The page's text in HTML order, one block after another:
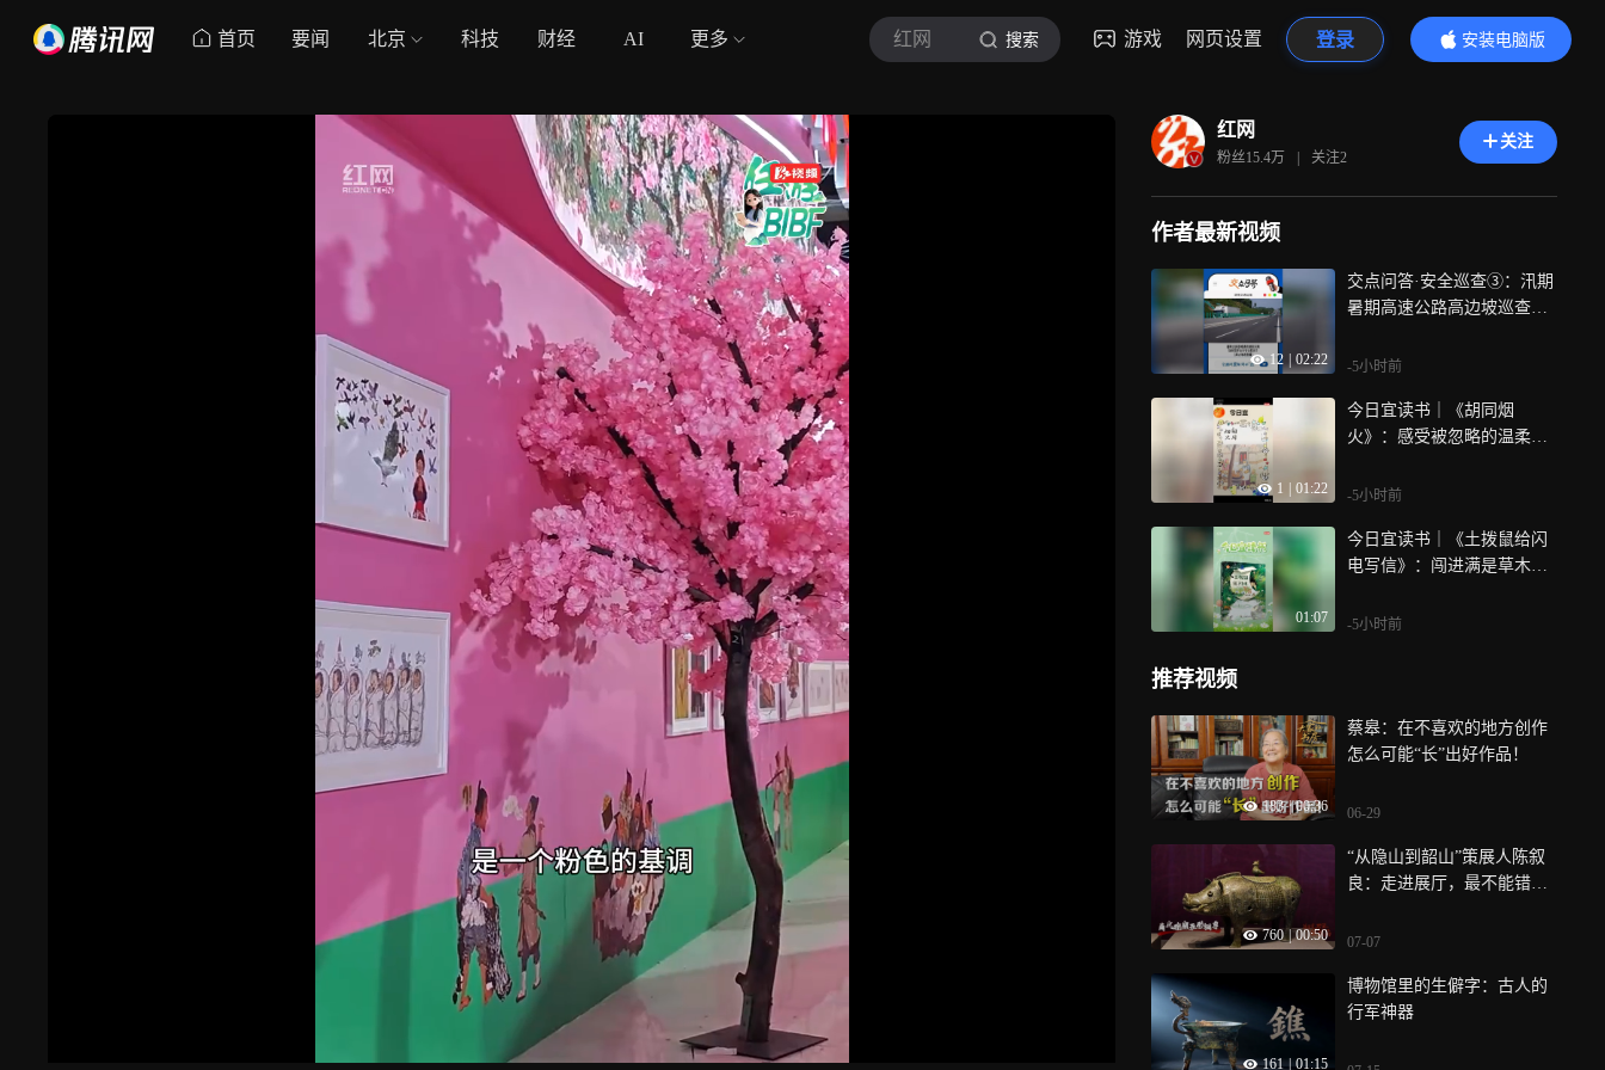
首页 要闻 北京 科技 财经 AI 更多 红网 搜索 游戏 网页设置 登录
安装电脑版
内容更精彩
红网
粉丝15.4万 | 关注2
关注
作者最新视频
12 02:22
交点问答·安全巡查③：汛期
暑期高速公路高边坡巡查要
-5小时前
1 01:22
今日宜读书｜《胡同烟
火》：感受被忽略的温柔瞬
-5小时前
01:07
今日宜读书｜《土拨鼠给闪
电写信》：闯进满是草木清
-5小时前
推荐视频
183 | 00:36
蔡皋：在不喜欢的地方创作
怎么可能“长”出好作品！
06-29
760 00:50
“从隐山到韶山”策展人陈叙
良：走进展厅，最不能错过
局
07-07
161 01:15
博物馆里的生僻字：古人的
行军神器